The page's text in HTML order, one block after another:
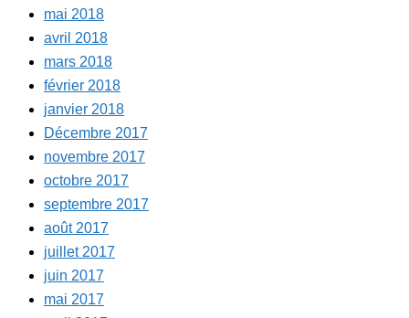
mai 2018
avril 2018
mars 2018
février 2018
janvier 2018
Décembre 2017
novembre 2017
octobre 2017
septembre 2017
août 2017
juillet 2017
juin 2017
mai 2017